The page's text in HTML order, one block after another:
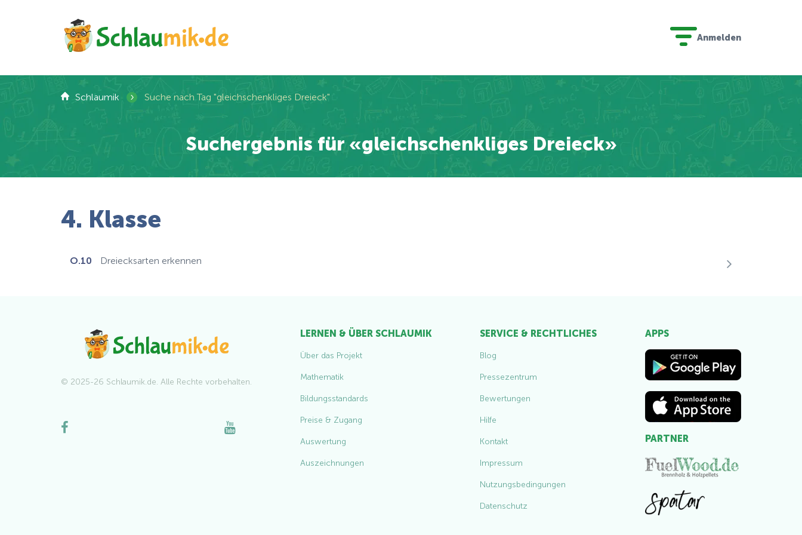
Anmelden
Schlaumik › Suche nach Tag "gleichschenkliges Dreieck"
Suchergebnis für «gleichschenkliges Dreieck»
4. Klasse
O.10 Dreiecksarten erkennen
© 2025-26 Schlaumik.de. Alle Rechte vorbehalten.
LERNEN & ÜBER SCHLAUMIK
Über das Projekt
Mathematik
Bildungsstandards
Preise & Zugang
Auswertung
Auszeichnungen
SERVICE & RECHTLICHES
Blog
Pressezentrum
Bewertungen
Hilfe
Kontakt
Impressum
Nutzungsbedingungen
Datenschutz
APPS
PARTNER